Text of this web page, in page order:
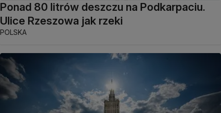
Ponad 80 litrów deszczu na Podkarpaciu.
Ulice Rzeszowa jak rzeki
POLSKA